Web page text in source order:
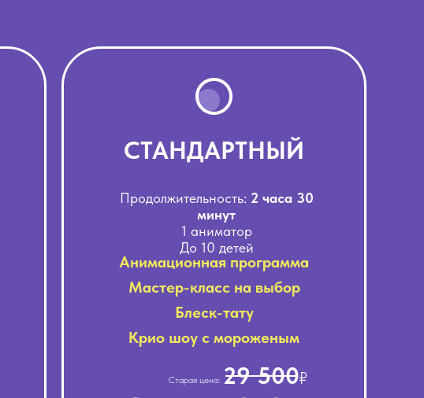
29 500₽
Старая цена:
СТАНДАРТНЫЙ
Продолжительность: 2 часа 30
минут
1 аниматор
До 10 детей
Анимационная программа
Мастер-класс на выбор
Блеск-тату
Крио шоу с мороженым